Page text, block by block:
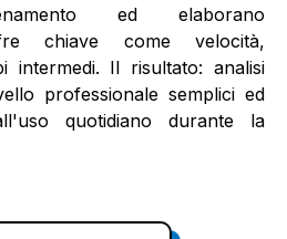
ed elaborano
chiave come velocità,
intermedi. Il risultato: analisi
professionale semplici ed
quotidiano durante la